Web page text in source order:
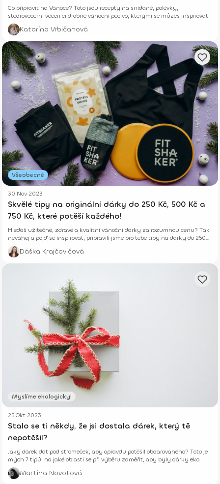
Co připravit na Vánoce? Toto jsou recepty na snídaně, polévky,
štědrovečerní večeři či drobné vánoční pečivo, kterými se můžeš inspirovat.
Katarína Vrbičanová
Všeobecné
30 Nov 2023
Skvělé tipy na originální dárky do 250 Kč, 500 Kč a
750 Kč, které potěší každého!
Hledáš užitečné, zdravé a kvalitní vánoční dárky za rozumnou cenu? Tak
neváhej a pojď se inspirovat, připravili jsme pro tebe tipy na dárky do 250
Kč, 500 Kč a 750 Kč.
Dáška Krajčovičová
Myslíme ekologicky!
25 Okt 2023
Stalo se ti někdy, že jsi dostala dárek, který tě
nepotěšil?
Jaký dárek dát pod stromeček, aby opravdu potěšil obdarovaného? Toto je
mých 7 tipů, na jaké oblasti se při výběru zaměřit, aby byly dárky eko.
Martina Novotová